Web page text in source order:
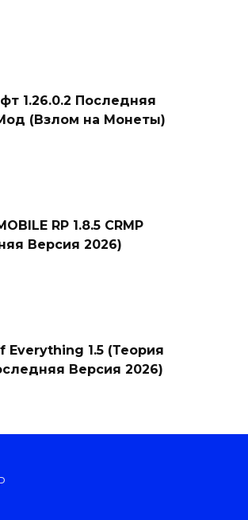
1.26.0.2 Последняя
(Взлом на Монеты)
RP 1.8.5 CRMP
Версия 2026)
Everything 1.5 (Теория
Версия 2026)